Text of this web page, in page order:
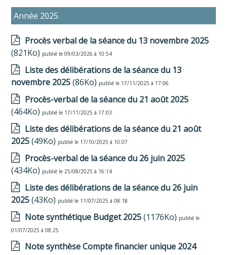
Année 2025
Procès verbal de la séance du 13 novembre 2025
(821Ko) publié le 09/03/2026 à 10:54
Liste des délibérations de la séance du 13
novembre 2025(86Ko) publié le 17/11/2025 à 17:06
Procès-verbal de la séance du 21 août 2025
(464Ko) publié le 17/11/2025 à 17:03
Liste des délibérations de la séance du 21 août
2025(49Ko) publié le 17/10/2025 à 10:07
Procès-verbal de la séance du 26 juin 2025
(434Ko) publié le 25/08/2025 à 16:14
Liste des délibérations de la séance du 26 juin
2025(43Ko) publié le 11/07/2025 à 08:18
Note synthétique Budget 2025(1176Ko) publié le
01/07/2025 à 08:25
Note synthèse Compte financier unique 2024